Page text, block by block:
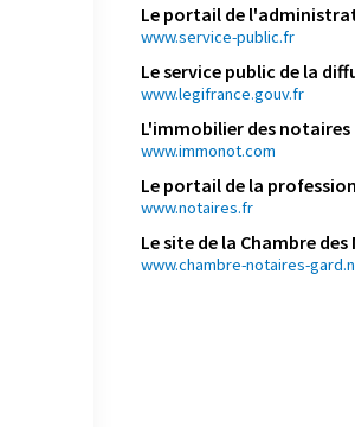
Le portail de
www.service-public.fr
Le service public de la
www.legifrance.gouv.fr
L'immobilier des notaires
www.immonot.com
Le portail de la
www.notaires.fr
Le site de la Chambre
www.chambre-notaires-